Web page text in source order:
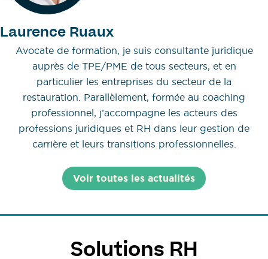
Laurence Ruaux
Avocate de formation, je suis consultante juridique
auprès de TPE/PME de tous secteurs, et en
particulier les entreprises du secteur de la
restauration. Parallèlement, formée au coaching
professionnel, j’accompagne les acteurs des
professions juridiques et RH dans leur gestion de
carrière et leurs transitions professionnelles.
Voir toutes les actualités
Solutions RH